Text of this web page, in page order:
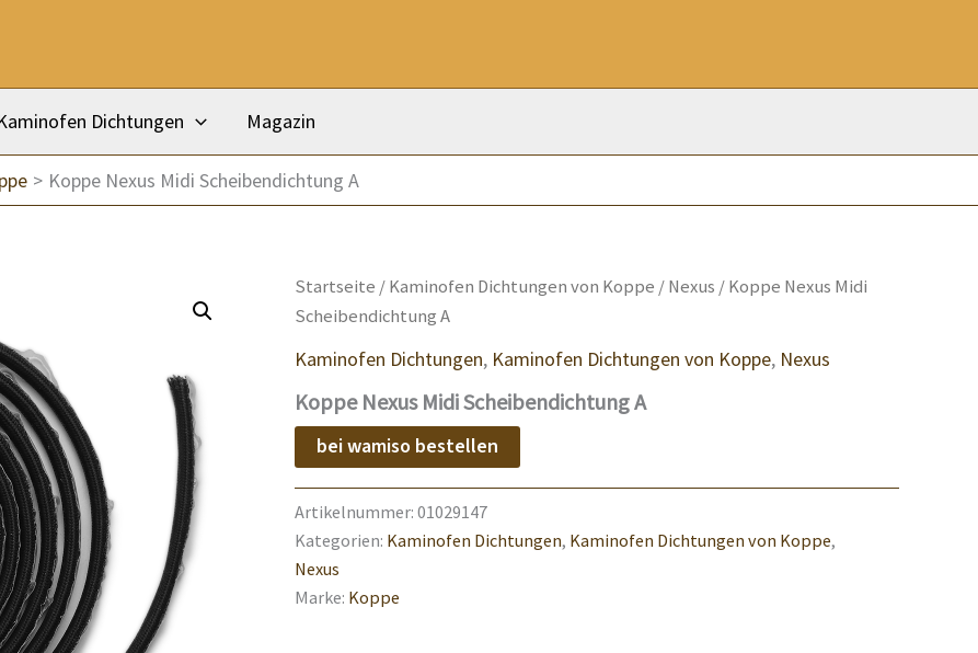
Dichtungen Magazin
Koppe Nexus Midi Scheibendichtung A
Startseite /Kaminofen Dichtungen von Koppe /Nexus / Koppe Nexus Midi
Scheibendichtung A
Kaminofen Dichtungen, Kaminofen Dichtungen von Koppe, Nexus
Koppe Nexus Midi Scheibendichtung A
bei wamiso bestellen
Artikelnummer: 01029147
Kategorien: Kaminofen Dichtungen, Kaminofen Dichtungen von Koppe,
Nexus
Marke: Koppe